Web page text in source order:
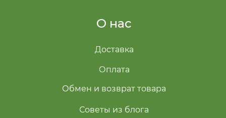
О нас
Доставка
Оплата
Обмен и возврат товара
Советы из блога